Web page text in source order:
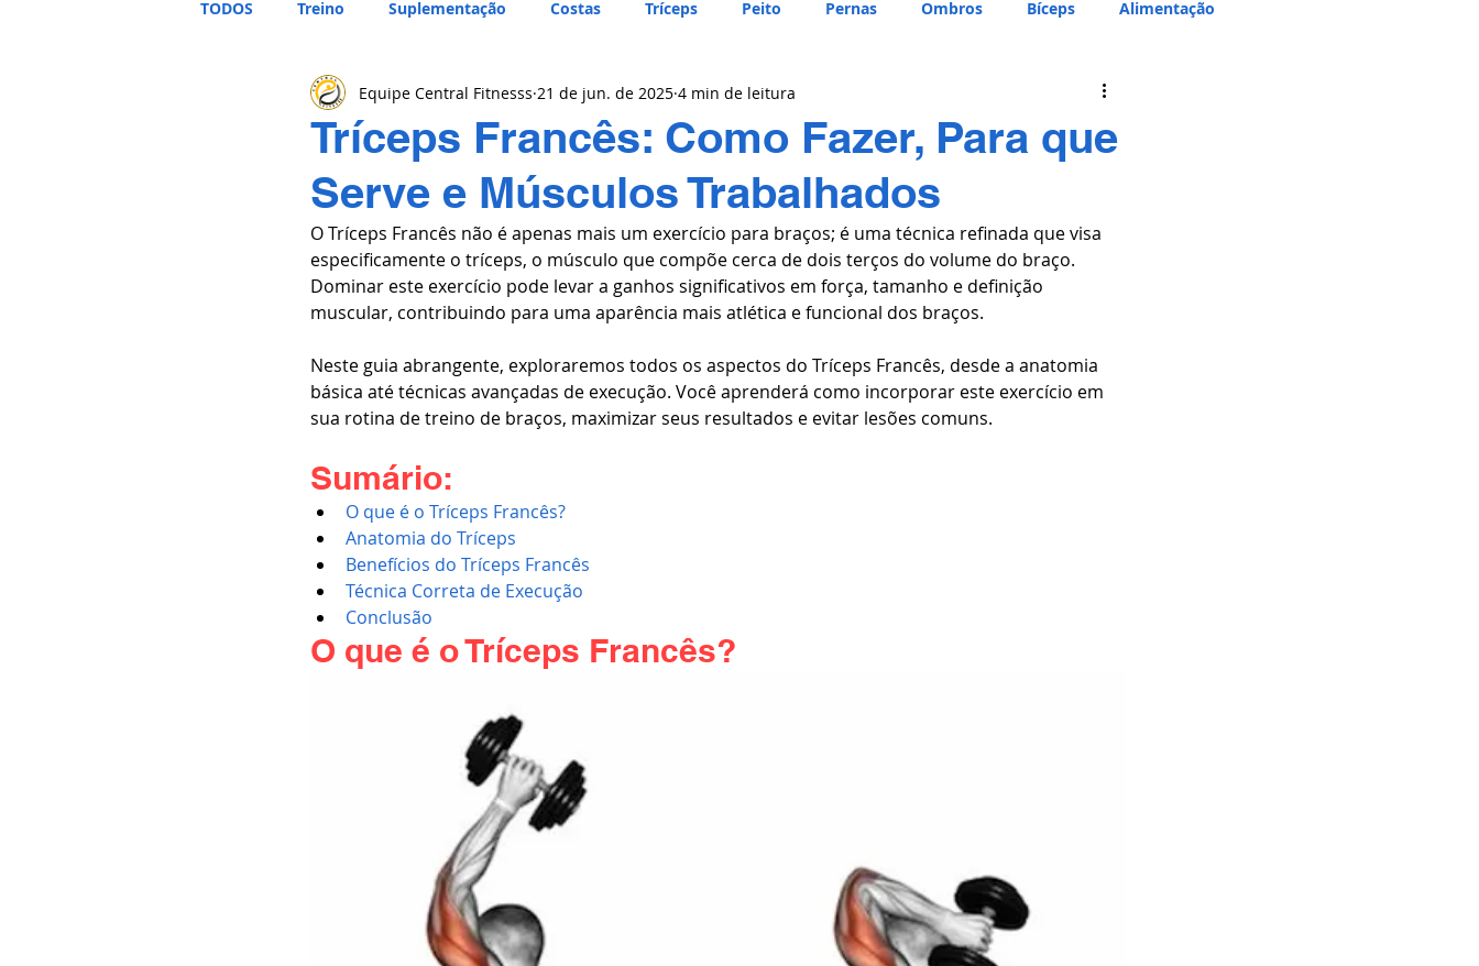
TODOS Treino Suplementação Costas Tríceps Peito Pernas Ombros Bíceps Alimentação
Tríceps Francês: Como Fazer, Para que
Serve e Músculos Trabalhados
Equipe Central Fitnesss 21 de jun. de 2025 4 min de leitura
O Tríceps Francês não é apenas mais um exercício para braços; é uma técnica refinada que visa
especificamente o tríceps, o músculo que compõe cerca de dois terços do volume do braço.
Dominar este exercício pode levar a ganhos significativos em força, tamanho e definição
muscular, contribuindo para uma aparência mais atlética e funcional dos braços.
Neste guia abrangente, exploraremos todos os aspectos do Tríceps Francês, desde a anatomia
básica até técnicas avançadas de execução. Você aprenderá como incorporar este exercício em
sua rotina de treino de braços, maximizar seus resultados e evitar lesões comuns.
Sumário:
O que é o Tríceps Francês?
Anatomia do Tríceps
Benefícios do Tríceps Francês
Técnica Correta de Execução
Conclusão
O que é o Tríceps Francês?